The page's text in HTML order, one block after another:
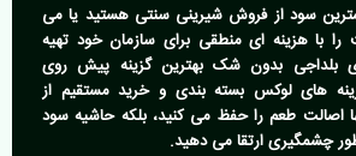
سود از فروش شیرینی سنتی هستید یا می
را با هزینه ای منطقی برای سازمان خود تهیه
بلداجی بدون شک بهترین گزینه پیش روی
های لوکس بسته بندی و خرید مستقیم از
اصالت طعم را حفظ می کنید، بلکه حاشیه سود
چشمگیری ارتقا می دهید.